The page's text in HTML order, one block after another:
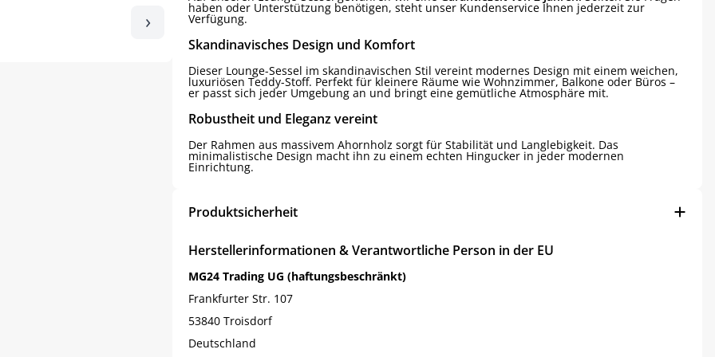
› haben oder Unterstützung benötigen, steht unser Kundenservice Ihnen jederzeit zur
Verfügung.
Skandinavisches Design und Komfort
Dieser Lounge-Sessel im skandinavischen Stil vereint modernes Design mit einem weichen,
luxuriösen Teddy-Stoff. Perfekt für kleinere Räume wie Wohnzimmer, Balkone oder Büros –
er passt sich jeder Umgebung an und bringt eine gemütliche Atmosphäre mit.
Robustheit und Eleganz vereint
Der Rahmen aus massivem Ahornholz sorgt für Stabilität und Langlebigkeit. Das
minimalistische Design macht ihn zu einem echten Hingucker in jeder modernen
Einrichtung.
Produktsicherheit
Herstellerinformationen & Verantwortliche Person in der EU
MG24 Trading UG (haftungsbeschränkt)
Frankfurter Str. 107
53840 Troisdorf
Deutschland